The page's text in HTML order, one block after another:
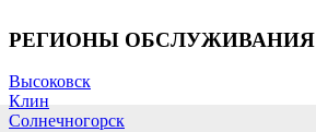
РЕГИОНЫ ОБСЛУЖИВАНИЯ
Высоковск
Клин
Солнечногорск